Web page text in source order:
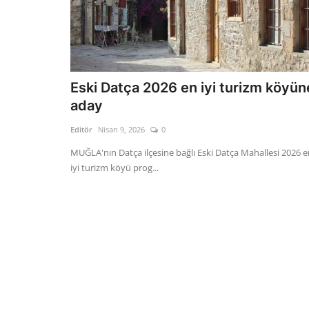
Eski Datça 2026 en iyi turizm
aday
Editör Nisan 9, 2026 0
MUĞLA'nın Datça ilçesine bağlı Eski Datça Mahallesi 2026
iyi turizm köyü prog...